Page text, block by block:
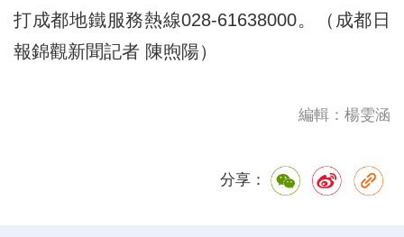
打成都地鐵服務熱線028-61638000。（成都日
報錦觀新聞記者 陳煦陽）
編輯：楊雯涵
分享：